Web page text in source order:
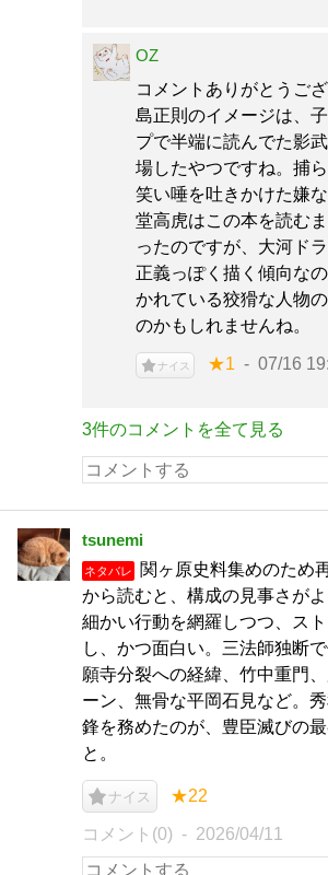
OZ
コメントありがとうご
島正則のイメージは、
プで半端に読んでた影
場したやつですね。捕
笑い唾を吐きかけた嫌
堂高虎はこの本を読む
ったのですが、大河ド
正義っぽく描く傾向な
かれている狡猾な人物
のかもしれませんね。
ナイス ★1 07/16
3件のコメントを全て見る
tsunemi
ネタバレ
関ヶ原史料集めのため
から読むと、構成の見事さが
細かい行動を網羅しつつ、ス
し、かつ面白い。三法師独断
願寺分裂への経緯、竹中重門
ーン、無骨な平岡石見など。
鋒を務めたのが、豊臣滅びの
と。
ナイス ★22
コメント(0) 2026/04/11